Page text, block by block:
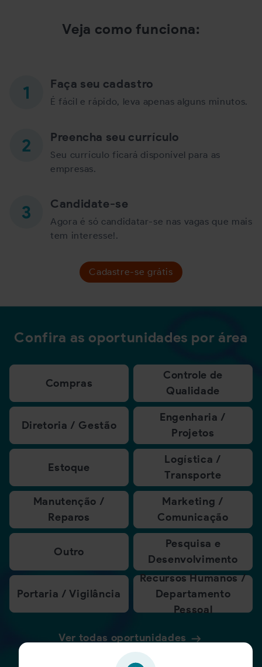
Veja como funciona:
Faça seu cadastro
É fácil e rápido, leva apenas alguns minutos.
Preencha seu currículo
Seu currículo ficará disponível para as
empresas.
Candidate-se
Agora é só candidatar-se nas vagas que mais
tem interesse!.
Cadastre-se grátis
Confira as oportunidades por área
Compras
Controle de
Qualidade
Diretoria / Gestão
Engenharia /
Projetos
Estoque
Logística /
Transporte
Manutenção /
Reparos
Marketing /
Comunicação
Outro
Pesquisa e
Desenvolvimento
Portaria / Vigilância
Recursos Humanos /
Departamento
Pessoal
Ver todas oportunidades